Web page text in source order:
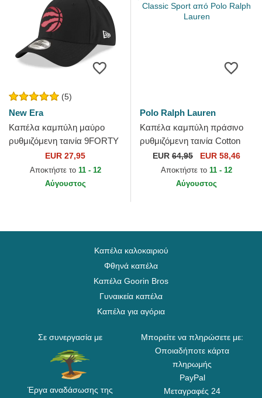
(5)
New Era
Καπέλα καμπύλη μαύρο
ρυθμιζόμενη ταινία 9FORTY
The League από Toronto
Raptors NBA από New Era
EUR 27,95
Αποκτήστε το 11 - 12
Αύγουστος
Polo Ralph Lauren
Καπέλα καμπύλη πράσινο
ρυθμιζόμενη ταινία Cotton
Chino Classic Sport από Polo
Ralph Lauren
EUR 64,95 EUR 58,46
Αποκτήστε το 11 - 12
Αύγουστος
Καπέλα καλοκαιριού
Φθηνά καπέλα
Καπέλα Goorin Bros
Γυναικεία καπέλα
Καπέλα για αγόρια
Σε συνεργασία με
Έργα αναδάσωσης της
Μπορείτε να πληρώσετε με:
Οποιαδήποτε κάρτα
πληρωμής
PayPal
Μεταγραφές 24